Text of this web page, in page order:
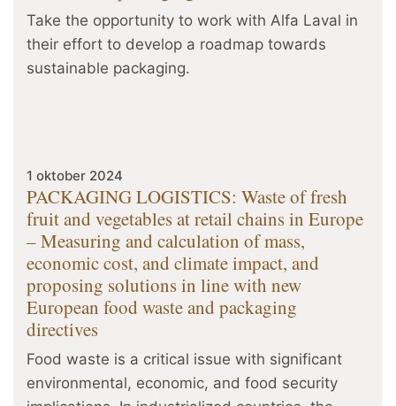
Take the opportunity to work with Alfa Laval in
their effort to develop a roadmap towards
sustainable packaging.
1 oktober 2024
PACKAGING LOGISTICS: Waste of fresh
fruit and vegetables at retail chains in Europe
– Measuring and calculation of mass,
economic cost, and climate impact, and
proposing solutions in line with new
European food waste and packaging
directives
Food waste is a critical issue with significant
environmental, economic, and food security